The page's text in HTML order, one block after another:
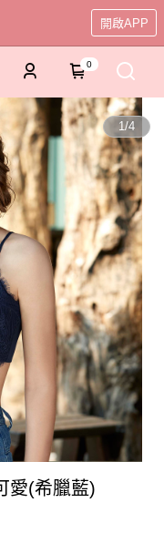
開啟APP
0
1/4
愛(希臘藍)